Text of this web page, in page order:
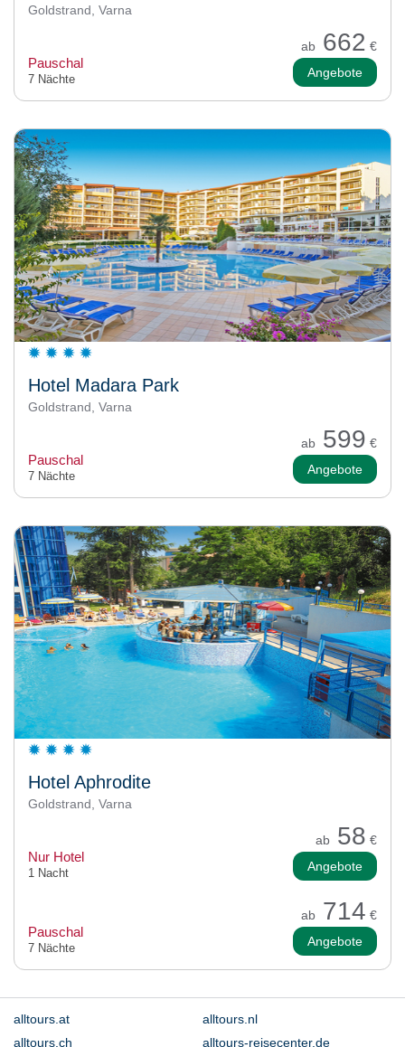
Goldstrand, Varna
ab 662 €
Pauschal
7 Nächte Angebote
Hotel Madara Park
Goldstrand, Varna
ab 599 €
Pauschal
7 Nächte Angebote
Hotel Aphrodite
Goldstrand, Varna
ab 58 €
Nur Hotel
1 Nacht Angebote
ab 714 €
Pauschal
7 Nächte Angebote
alltours.at
alltours.nl
alltours.ch
alltours-reisecenter.de